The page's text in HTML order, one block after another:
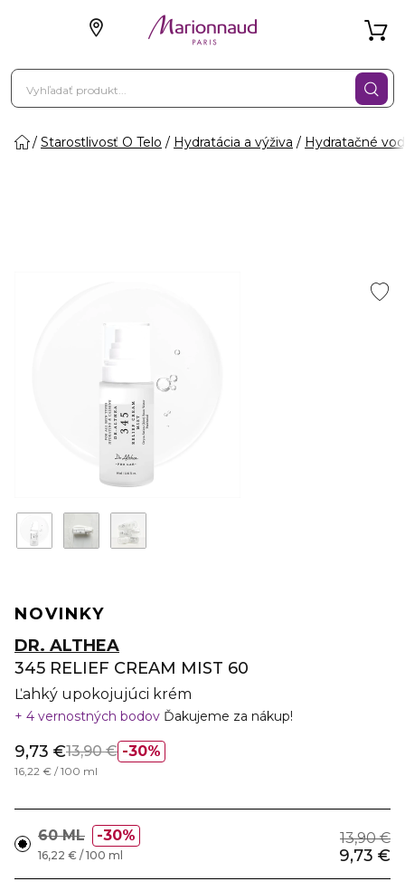
Starostlivosť O Telo Hydratácia a výživa Hydratačné
NOVINKY
DR. ALTHEA
345 RELIEF CREAM MIST 60
Ľahký upokojujúci krém
4 vernostných bodov Ďakujeme za nákup!
30%
9,73 €13,90 €
16,22 € / 100 ml
60 ML 30% 13,90 €
9,73 €
16,22 € / 100 ml